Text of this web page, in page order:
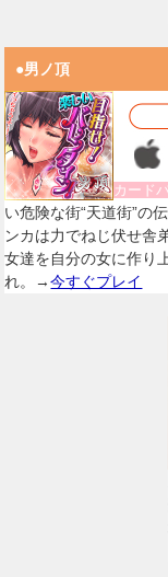
●男ノ頂
カード
い危険な街“天道街”の
ンカは力でねじ伏せ舎
女達を自分の女に作り
れ。→今すぐプレイ